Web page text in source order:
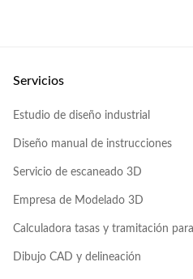
Servicios
Estudio de diseño industrial
Diseño manual de instrucciones
Servicio de escaneado 3D
Empresa de Modelado 3D
Calculadora tasas y tramitación
Dibujo CAD y delineación